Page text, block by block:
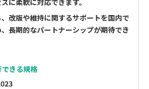
に柔軟に対応できます。
改版や維持に関するサポートを国内で
長期的なパートナーシップが期待でき
きる規格